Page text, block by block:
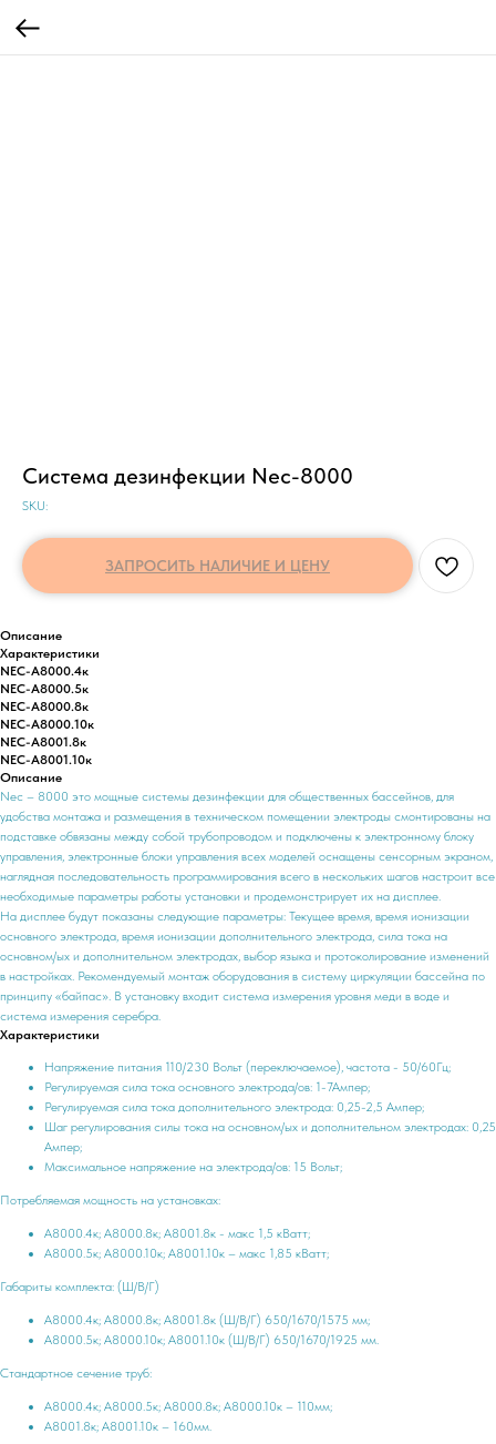
Система дезинфекции Nec-8000
SKU:
ЗАПРОСИТЬ НАЛИЧИЕ И ЦЕНУ
Описание
Характеристики
NEC-А8000.4к
NEC-А8000.5к
NEC-А8000.8к
NEC-А8000.10к
NEC-А8001.8к
NEC-А8001.10к
Описание
Nec – 8000 это мощные системы дезинфекции для общественных бассейнов, для
удобства монтажа и размещения в техническом помещении электроды смонтированы на
подставке обвязаны между собой трубопроводом и подключены к электронному блоку
управления, электронные блоки управления всех моделей оснащены сенсорным экраном,
наглядная последовательность программирования всего в нескольких шагов настроит все
необходимые параметры работы установки и продемонстрирует их на дисплее.
На дисплее будут показаны следующие параметры: Текущее время, время ионизации
основного электрода, время ионизации дополнительного электрода, сила тока на
основном/ых и дополнительном электродах, выбор языка и протоколирование изменений
в настройках. Рекомендуемый монтаж оборудования в систему циркуляции бассейна по
принципу «байпас». В установку входит система измерения уровня меди в воде и
система измерения серебра.
Характеристики
Напряжение питания 110/230 Вольт (переключаемое), частота - 50/60Гц;
Регулируемая сила тока основного электрода/ов: 1-7Ампер;
Регулируемая сила тока дополнительного электрода: 0,25-2,5 Ампер;
Шаг регулирования силы тока на основном/ых и дополнительном электродах: 0,25
Ампер;
Максимальное напряжение на электрода/ов: 15 Вольт;
Потребляемая мощность на установках:
А8000.4к; А8000.8к; А8001.8к - макс 1,5 кВатт;
А8000.5к; А8000.10к; А8001.10к – макс 1,85 кВатт;
Габариты комплекта: (Ш/В/Г)
А8000.4к; А8000.8к; А8001.8к (Ш/В/Г) 650/1670/1575 мм;
А8000.5к; А8000.10к; А8001.10к (Ш/В/Г) 650/1670/1925 мм.
Стандартное сечение труб:
А8000.4к; А8000.5к; А8000.8к; А8000.10к – 110мм;
А8001.8к; А8001.10к – 160мм.